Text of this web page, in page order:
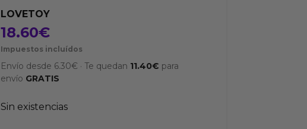
LOVETOY
18.60€
Impuestos incluídos
Envío desde 6.30€ ·Te quedan 11.40€ para
envío GRATIS
Sin existencias